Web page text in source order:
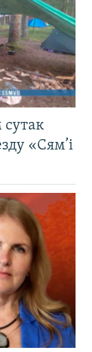
сутак
«Сям’і